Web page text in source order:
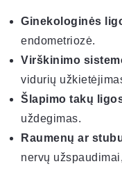
Ginekologinės
endometriozė.
Virškinimo
vidurių
Šlapimo takų
uždegimas.
Raumenų ar
nervų